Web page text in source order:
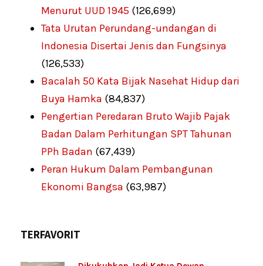
Menurut UUD 1945 (126,699)
Tata Urutan Perundang-undangan di
Indonesia Disertai Jenis dan Fungsinya
(126,533)
Bacalah 50 Kata Bijak Nasehat Hidup dari
Buya Hamka (84,837)
Pengertian Peredaran Bruto Wajib Pajak
Badan Dalam Perhitungan SPT Tahunan
PPh Badan (67,439)
Peran Hukum Dalam Pembangunan
Ekonomi Bangsa (63,987)
TERFAVORIT